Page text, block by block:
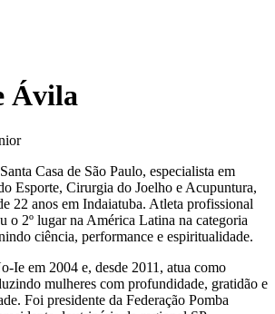
Ávila
Casa de São Paulo, especialista em
Esporte, Cirurgia do Joelho e Acupuntura,
22 anos em Indaiatuba. Atleta profissional
o 2º lugar na América Latina na categoria
ciência, performance e espiritualidade.
Ie em 2004 e, desde 2011, atua como
mulheres com profundidade, gratidão e
Foi presidente da Federação Pomba